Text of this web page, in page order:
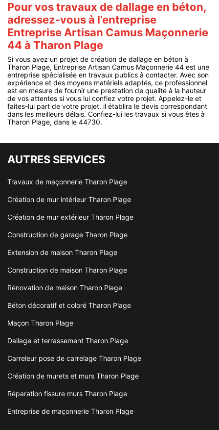
Pour vos travaux de dallage en béton,
adressez-vous à l’entreprise
Entreprise Artisan Camus Maçonnerie
44 à Tharon Plage
Si vous avez un projet de création de dallage en béton à
Tharon Plage, Entreprise Artisan Camus Maçonnerie 44 est une
entreprise spécialisée en travaux publics à contacter. Avec son
expérience et des moyens matériels adaptés, ce professionnel
est en mesure de fournir une prestation de qualité à la hauteur
de vos attentes si vous lui confiez votre projet. Appelez-le et
faites-lui part de votre projet. il établira le devis correspondant
dans les meilleurs délais. Confiez-lui les travaux si vous êtes à
Tharon Plage, dans le 44730.
AUTRES SERVICES
Travaux de maçonnerie Tharon Plage
Création de mur intérieur Tharon Plage
Création de mur extérieur Tharon Plage
Construction de garage Tharon Plage
Extension de maison Tharon Plage
Construction de maison Tharon Plage
Rénovation de maison Tharon Plage
Béton décoratif et coloré Tharon Plage
Maçon Tharon Plage
Dallage et terrassement Tharon Plage
Carreleur pose de carrelage Tharon Plage
Création de murets et murs Tharon Plage
Réparation fissure murs Tharon Plage
Entreprise de maçonnerie Tharon Plage